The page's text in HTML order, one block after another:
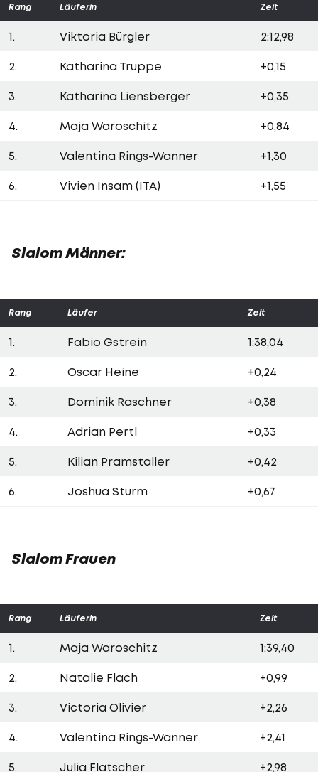
Rang Läuferin Zeit
1. Viktoria Bürgler 2:12,98
2. Katharina Truppe +0,15
3. Katharina Liensberger +0,35
4. Maja Waroschitz +0,84
5. Valentina Rings-Wanner +1,30
6. Vivien Insam (ITA) +1,55
Slalom Männer:
Rang Läufer Zeit
1. Fabio Gstrein 1:38,04
2. Oscar Heine +0,24
3. Dominik Raschner +0,38
4. Adrian Pertl +0,33
5. Kilian Pramstaller +0,42
6. Joshua Sturm +0,67
Slalom Frauen
Rang Läuferin Zeit
1. Maja Waroschitz 1:39,40
2. Natalie Flach +0,99
3. Victoria Olivier +2,26
4. Valentina Rings-Wanner +2,41
5. Julia Flatscher +2,98